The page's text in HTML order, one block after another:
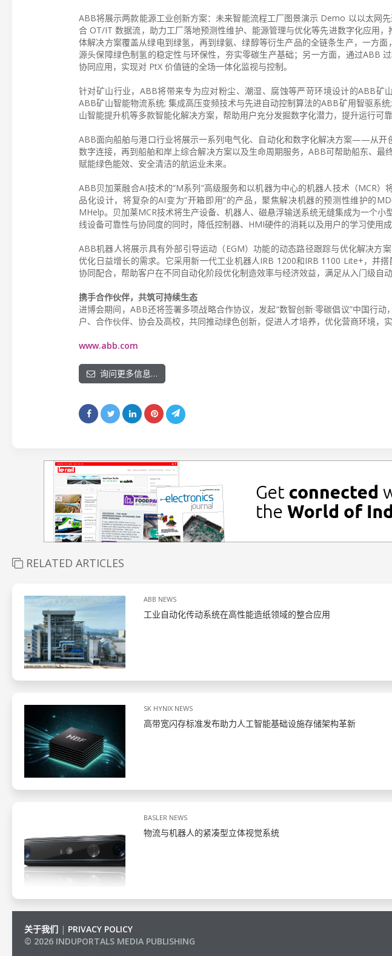
ABB将展示两款能源工业创新方案：未来智能流程工厂图景演示 Demo 以以太网
合 OT/IT 数据流，助力工厂落地预测性维护、能源管理与优化等先进数字化应用
体解决方案覆盖从绿电到绿氢，再到绿氨、绿醇等衍生产品的全链条生产，一方
源头保障绿色制氢的稳定性与环保性，夯实零碳生产基础；另一方面，通过ABB
协同应用，实现对 PtX 价值链的全场一体化监视与控制。
针对矿山行业，ABB将带来专为应对粉尘、潮湿、腐蚀等严苛环境设计的ABB矿
ABB矿山智能物流系统; 集成高压变频技术与先进自动控制算法的ABB矿用智驱系
山智能提升机等多款智能化解决方案，帮助用户充分发掘数字化潜力，提升运行可
ABB面向船舶与港口行业将展示一系列电气化、自动化和数字化解决方案——从开
数字连接，再到船舶和岸上综合解决方案以及生命周期服务，ABB可帮助船东、最
赋能绿色能效、安全清洁的航运业未来。
ABB贝加莱融合AI技术的“M系列”高级服务和以机器为中心的机器人技术（MCR
品化设计，将复杂的AI变为“开箱即用”的产品，聚焦解决机器的预测性维护的
MHelp。贝加莱MCR技术将生产设备、机器人、磁悬浮输送系统无缝集成为一个
线设备可靠性与协同度的同时，降低控制器、HMI硬件的消耗以及用户的学习使用
ABB机器人将展示具有外部引导运动（EGM）功能的动态路径跟踪与优化解决方
优化日益增长的需求。它采用新一代工业机器人IRB 1200和IRB 1100 Lite+，并
协同配合，帮助客户在不同自动化阶段优化制造效率与经济效益，满足从入门级自
携手合作伙伴，共筑可持续生态
进博会期间，ABB还将签署多项战略合作协议，发起“数智创新·零碳倡议”中国行
户、合作伙伴、协会及高校，共同推动绿色创新，促进人才培养，优化营商环境，实
www.abb.com
询问更多信息…
RELATED ARTICLES
ABB NEWS
工业自动化传动系统在高性能造纸领域的整合应用
SK HYNIX NEWS
高带宽闪存标准发布助力人工智能基础设施存储架构革新
BASLER NEWS
物流与机器人的紧凑型立体视觉系统
关于我们 | PRIVACY POLICY
© 2026 INDUPORTALS MEDIA PUBLISHING